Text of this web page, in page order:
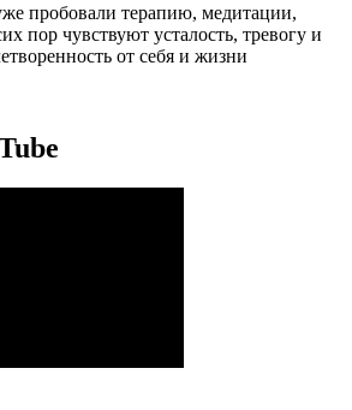
пробовали терапию, медитации,
пор чувствуют усталость, тревогу и
от себя и жизни